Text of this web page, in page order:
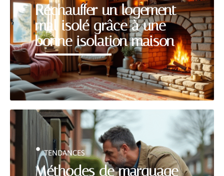
Réchauffer un logement
mal isolé grâce à une
bonne isolation maison
Méthodes de marquage
TENDANCES